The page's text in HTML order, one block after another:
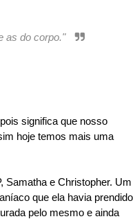
as do corpo."
significa que nosso
hoje temos mais uma
Samatha e Christopher. Um
que ela havia prendido
pelo mesmo e ainda